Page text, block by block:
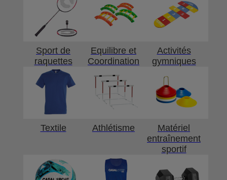
Sport de
raquettes
Equilibre et
Coordination
Activités
gymniques
Textile Athlétisme
Matériel
entraînement
sportif